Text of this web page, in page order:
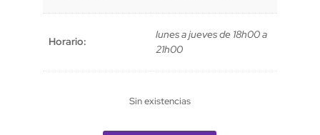
Horario:
lunes a jueves de 18h00 a
21h00
Sin existencias